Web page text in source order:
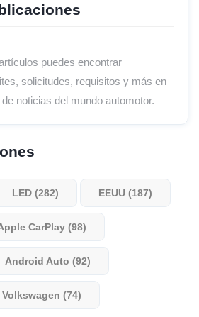
puedes encontrar
solicitudes, requisitos y más en
noticias del mundo automotor.
LED (282) EEUU (187)
CarPlay (98)
Android Auto (92)
Volkswagen (74)